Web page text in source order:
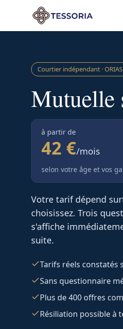
Aller au contenu principal
Courtier indépendant · ORIAS
Mutuelle
à partir de
42 €/mois
selon votre âge et vos
Votre tarif dépend
choisissez. Trois
s'affiche
suite.
Tarifs réels constatés
Sans questionnaire
Plus de 400 offres
Résiliation possible à